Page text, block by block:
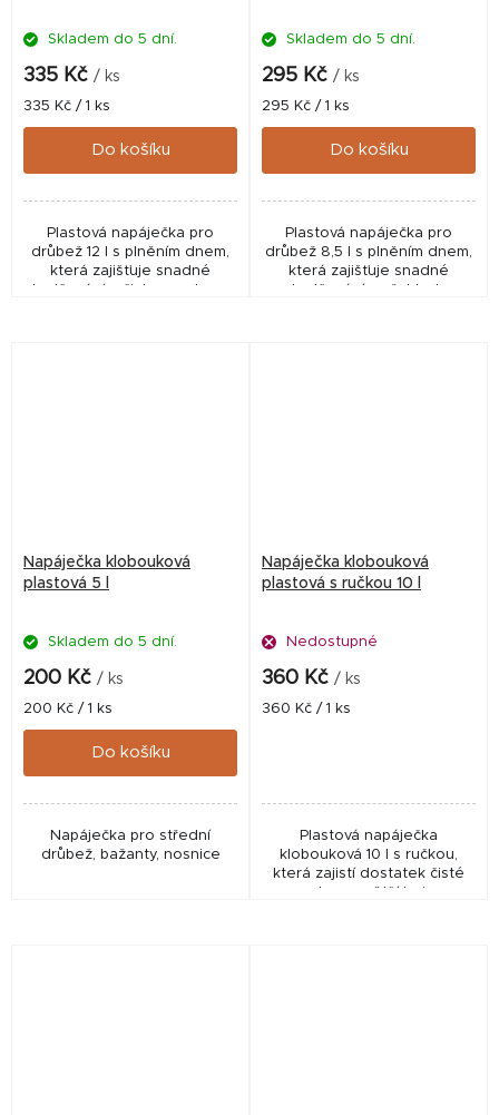
Skladem do 5 dní.
335 Kč / ks
Měrná
cena:
335 Kč / 1 ks
Do košíku
Plastová napáječka pro
drůbež 12 l s plněním dnem,
která zajišťuje snadné
doplňování a čistou vodu pro
Skladem do 5 dní.
295 Kč / ks
Měrná
cena:
295 Kč / 1 ks
Do košíku
Plastová napáječka pro
drůbež 8,5 l s plněním dnem,
která zajišťuje snadné
doplňování a přehled o
Napáječka klobouková
plastová 5 l
Skladem do 5 dní.
200 Kč / ks
Měrná
cena:
200 Kč / 1 ks
Do košíku
Napáječka pro střední
drůbež, bažanty, nosnice
Napáječka klobouková
plastová s ručkou 10 l
Nedostupné
360 Kč / ks
Měrná
360 Kč / 1 ks
Plastová napáječka
klobouková 10 l s ručkou,
která zajistí dostatek čisté